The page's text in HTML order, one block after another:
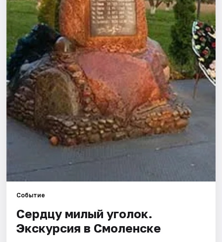
Города
Площадки
Артисты
Рейтинги
Событие
Сердцу милый уголок.
Экскурсия в Смоленске